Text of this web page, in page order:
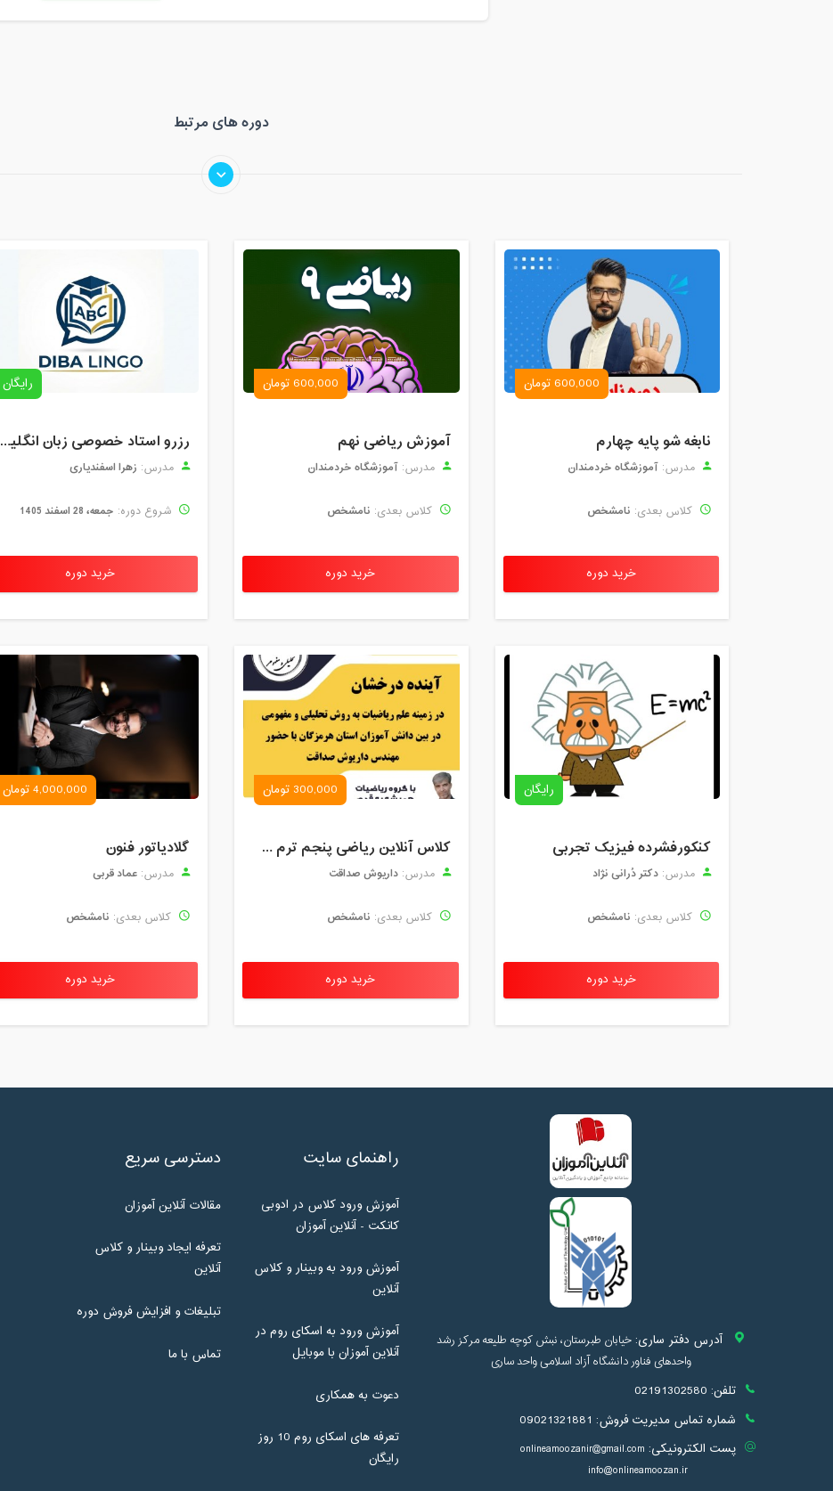
دوره های مرتبط
600,000 تومان
نابغه شو پایه چهارم
مدرس: آموزشگاه خردمندان
کلاس بعدی: نامشخص
خرید دوره
600,000 تومان
آموزش ریاضی نهم
مدرس: آموزشگاه خردمندان
کلاس بعدی: نامشخص
خرید دوره
رایگان
رزرو استاد خصوصی زبان انگلیسی | کلاس یک‌نفره با زهرا اسفندیاری + مشاوره رایگان
مدرس: زهرا اسفندیاری
شروع دوره: جمعه، 28 اسفند 1405
خرید دوره
رایگان
کنکورفشرده فیزیک تجربی
مدرس: دکتر دُرانی نژاد
کلاس بعدی: نامشخص
خرید دوره
300,000 تومان
کلاس آنلاین ریاضی پنجم ترم چهارم شهریور 1403
مدرس: داریوش صداقت
کلاس بعدی: نامشخص
خرید دوره
4,000,000 تومان
گلادیاتور فنون
مدرس: عماد قربی
کلاس بعدی: نامشخص
خرید دوره
آدرس دفتر ساری: خیابان طبرستان، نبش کوچه طلیعه مرکز رشد
واحدهای فناور دانشگاه آزاد اسلامی واحد ساری
تلفن: 02191302580
شماره تماس مدیریت فروش: 09021321881
پست الکترونیکی: onlineamoozanir@gmail.com
info@onlineamoozan.ir
راهنمای سایت
آموزش ورود کلاس در ادوبی
کانکت - آنلاین آموزان
آموزش ورود به وبینار و کلاس
آنلاین
آموزش ورود به اسکای روم در
آنلاین آموزان با موبایل
دعوت به همکاری
تعرفه های اسکای روم 10 روز
رایگان
دسترسی سریع
مقالات آنلاین آموزان
تعرفه ایجاد وبینار و کلاس
آنلاین
تبلیغات و افزایش فروش دوره
تماس با ما